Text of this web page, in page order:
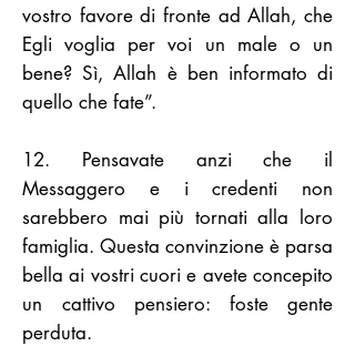
vostro favore di fronte ad Allah, che
Egli voglia per voi un male o un
bene? Sì, Allah è ben informato di
quello che fate”.
12. Pensavate anzi che il
Messaggero e i credenti non
sarebbero mai più tornati alla loro
famiglia. Questa convinzione è parsa
bella ai vostri cuori e avete concepito
un cattivo pensiero: foste gente
perduta.